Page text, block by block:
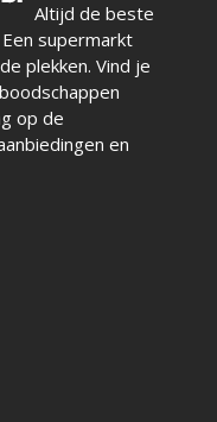
Altijd de beste
supermarkt
plekken. Vind je
op de
en